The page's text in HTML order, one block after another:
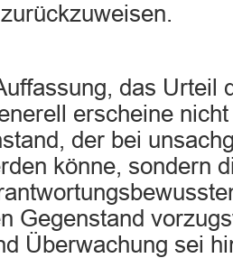
das Urteil
erscheine
der bei
könne, sondern
Gegenstand
Überwachung sei